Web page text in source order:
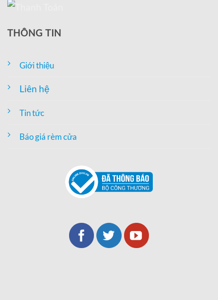
THÔNG TIN
Giới thiệu
Liên hệ
Tin tức
Báo giá rèm cửa